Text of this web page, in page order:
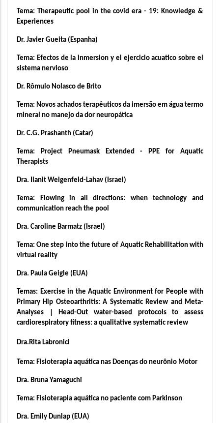
Tema: Therapeutic pool in the covid era - 19: Knowledge &
Experiences
Dr. Javier Gueita (Espanha)
Tema: Efectos de la inmersion y el ejercicio acuatico sobre el
sistema nervioso
Dr. Rômulo Nolasco de Brito
Tema: Novos achados terapêuticos da imersão em água termo
mineral no manejo da dor neuropática
Dr. C.G. Prashanth (Catar)
Tema: Project Pneumask Extended - PPE for Aquatic
Therapists
Dra. Ilanit Weigenfeld-Lahav (Israel)
Tema: Flowing in all directions: when technology and
communication reach the pool
Dra. Caroline Barmatz (Israel)
Tema: One step into the future of Aquatic Rehabilitation with
virtual reality
Dra. Paula Geigle (EUA)
Temas: Exercise in the Aquatic Environment for People with
Primary Hip Osteoarthritis: A Systematic Review and Meta-
Analyses | Head-Out water-based protocols to assess
cardiorespiratory fitness: a qualitative systematic review
Dra.Rita Labronici
Tema: Fisioterapia aquática nas Doenças do neurônio Motor
Dra. Bruna Yamaguchi
Tema: Fisioterapia aquática no paciente com Parkinson
Dra. Emily Dunlap (EUA)